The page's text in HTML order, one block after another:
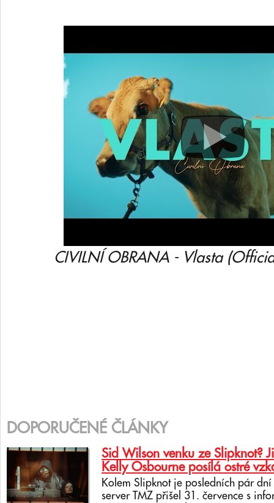
CIVILNÍ OBRANA - Vlasta
DOPORUČENÉ ČLÁNKY
Sid Wilson venku ze Slipknot?
Kelly Osbourne posílá ostré
Kolem Slipknot je posledních pár
server TMZ přišel 31. července s